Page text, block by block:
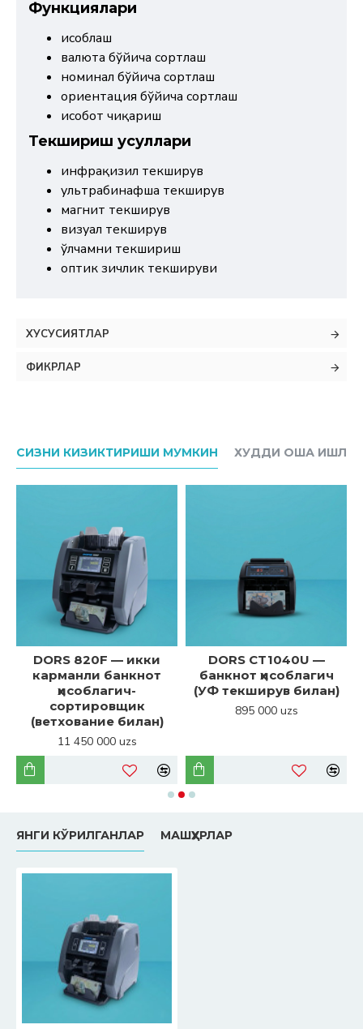
Функциялари
ҳисоблаш
валюта бўйича сортлаш
номинал бўйича сортлаш
ориентация бўйича сортлаш
ҳисобот чиқариш
Текшириш усуллари
инфрақизил текширув
ультрабинафша текширув
магнит текширув
визуал текширув
ўлчамни текшириш
оптик зичлик текшируви
ХУСУСИЯТЛАР
ФИКРЛАР
СИЗНИ КИЗИКТИРИШИ МУМКИН ХУДДИ ОША
DORS 820F — икки
карманли банкнот
ҳисоблагич-
сортировщик
(ветхование билан)
11 450 000 uzs
DORS CT1040U —
банкнот ҳисоблагич
(УФ текширув билан)
895 000 uzs
ЯНГИ КЎРИЛГАНЛАР МАШҲУРЛАР